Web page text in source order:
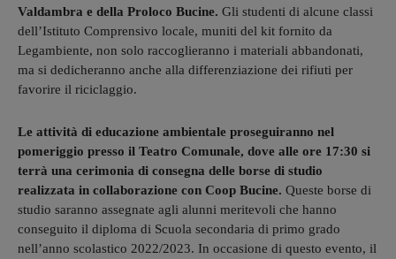
Valdambra e della Proloco Bucine. Gli studenti di alcune classi
dell’Istituto Comprensivo locale, muniti del kit fornito da
Legambiente, non solo raccoglieranno i materiali abbandonati,
ma si dedicheranno anche alla differenziazione dei rifiuti per
favorire il riciclaggio.
Le attività di educazione ambientale proseguiranno nel
pomeriggio presso il Teatro Comunale, dove alle ore 17:30 si
terrà una cerimonia di consegna delle borse di studio
realizzata in collaborazione con Coop Bucine. Queste borse di
studio saranno assegnate agli alunni meritevoli che hanno
conseguito il diploma di Scuola secondaria di primo grado
nell’anno scolastico 2022/2023. In occasione di questo evento, il